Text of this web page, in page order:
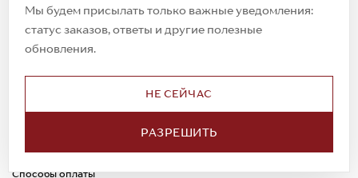
Мы будем присылать только важные уведомления:
статус заказов, ответы и другие полезные
обновления.
НЕ СЕЙЧАС
РАЗРЕШИТЬ
© 2023. AIT Shoes
Все права защищены
Доставка
Способы оплаты
Обмен и возврат
Каспи-Ред